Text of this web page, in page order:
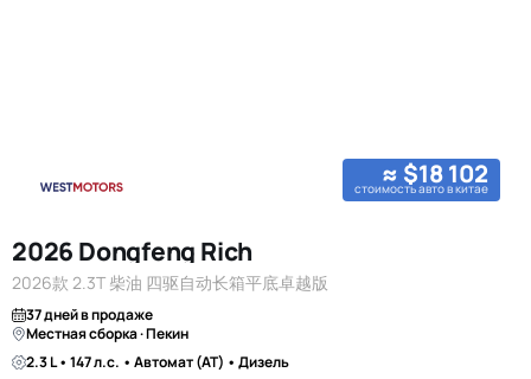
≈ $18 102
стоимость авто в китае
2026 Dongfeng Rich
2026款 2.3T 柴油 四驱自动长箱平底卓越版
37 дней в продаже
Местная сборка · Пекин
2.3 L • 147 л.с. • Автомат (AT) • Дизель